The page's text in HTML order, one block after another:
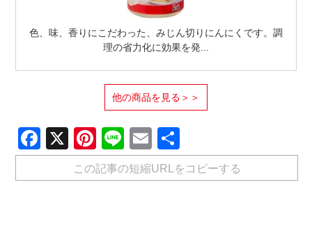
色、味、香りにこだわった、みじん切りにんにくです。調
理の省力化に効果を発...
他の商品を見る＞＞
Facebook
X Pinterest
LineEmail
有
この記事の短縮URLをコピーする